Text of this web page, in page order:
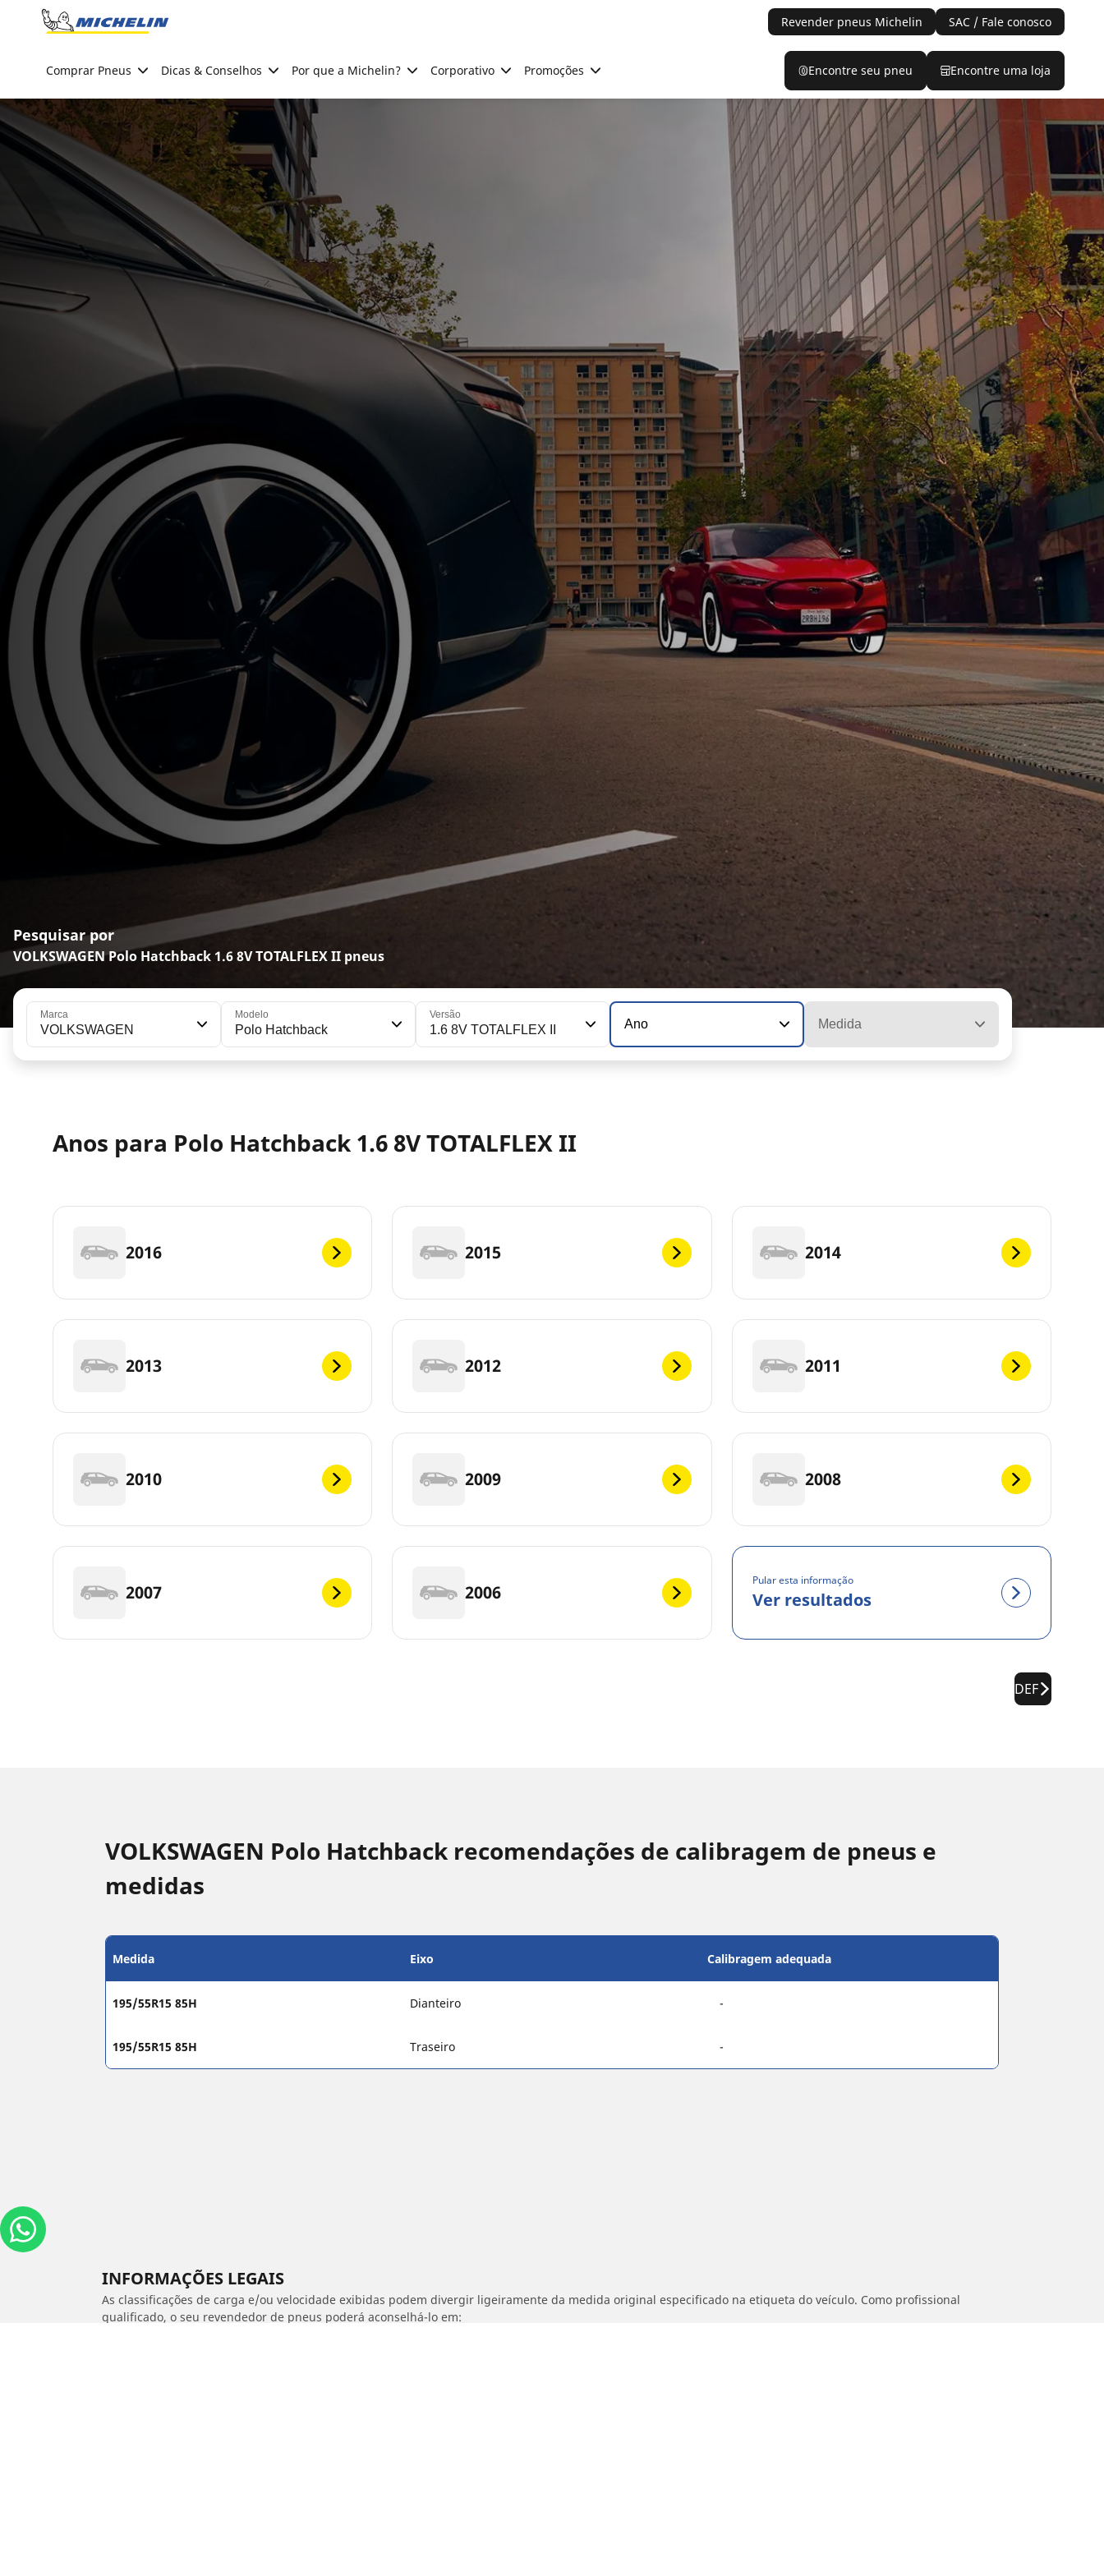
Go to page content
Revender pneus Michelin SAC / Fale conosco
Comprar Pneus Dicas & Conselhos Por que a Michelin? Corporativo Promoções Encontre seu pneu Encontre uma loja
Pesquisar por
VOLKSWAGEN Polo Hatchback 1.6 8V TOTALFLEX II pneus
Marca
VOLKSWAGEN
Modelo
Polo Hatchback
Versão
1.6 8V TOTALFLEX II Ano Medida
Anos para Polo Hatchback 1.6 8V TOTALFLEX II
2016 2015 2014
2013 2012 2011
2010 2009 2008
2007 2006
Pular esta informação
Ver resultados
DEF
VOLKSWAGEN Polo Hatchback recomendações de calibragem de pneus e
medidas
Medida Eixo Calibragem adequada
195/55R15 85H Dianteiro -
195/55R15 85H Traseiro -
INFORMAÇÕES LEGAIS
As classificações de carga e/ou velocidade exibidas podem divergir ligeiramente da medida original especificado na etiqueta do veículo. Como profissional
qualificado, o seu revendedor de pneus poderá aconselhá-lo em: